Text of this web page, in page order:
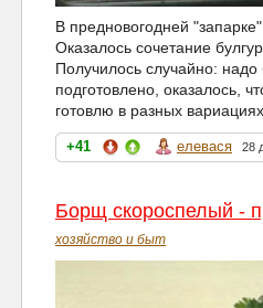
В предновогодней
Оказалось сочетание
Получилось случайно: надо
подготовлено, оказалось,
готовлю в разных
+41 елевася 28
Борщ скороспелый -
хозяйство и быт